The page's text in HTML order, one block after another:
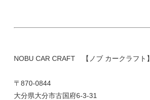
NOBU CAR CRAFT 【ノブ カークラフト】
〒870-0844
大分県大分市古国府6-3-31